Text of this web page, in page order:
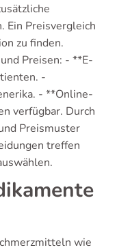
Ein Preisvergleich
zu finden.
Preisen: - **E-
-
- **Online-
verfügbar. Durch
Preismuster
treffen
wie